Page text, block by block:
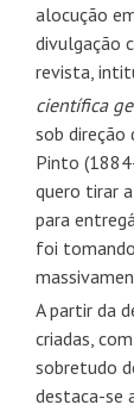
alocução
divulgação
revista,
científica
sob
Pinto
quero tirar
para
foi
A partir da
criadas,
sobretudo
destaca-se